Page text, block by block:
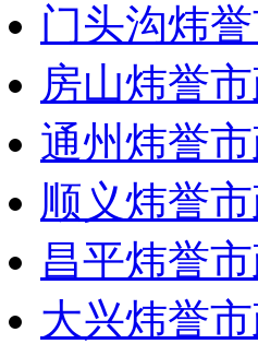
门头沟炜
房山炜誉
通州炜誉
顺义炜誉
昌平炜誉
大兴炜誉